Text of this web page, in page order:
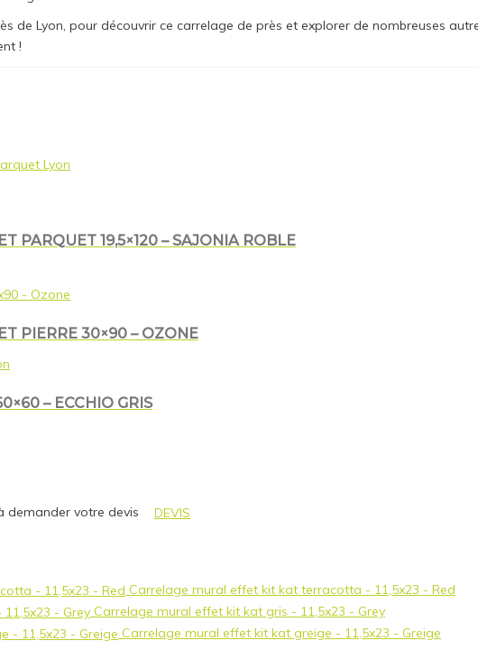
de Lyon, pour découvrir ce carrelage de près et explorer de nombreuses
!
PARQUET 19,5×120 – SAJONIA ROBLE
PIERRE 30×90 – OZONE
– ECCHIO GRIS
demander votre devis DEVIS
Carrelage mural effet kit kat terracotta - 11,5x23 - Red
Carrelage mural effet kit kat gris - 11,5x23 - Grey
Carrelage mural effet kit kat greige - 11,5x23 - Greige